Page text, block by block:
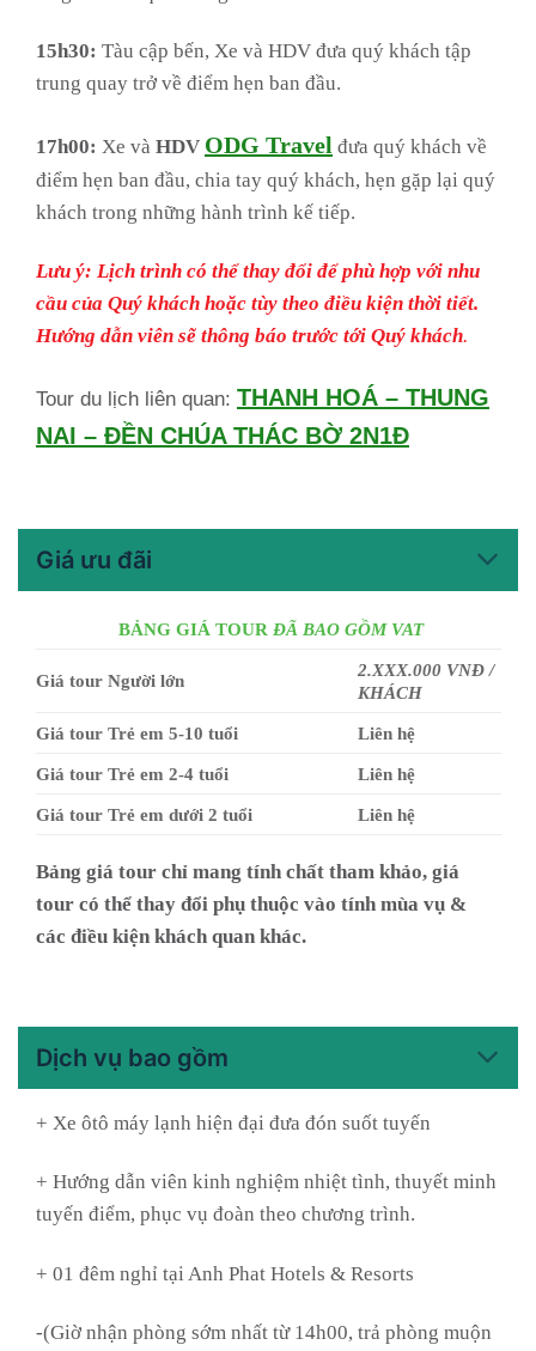
15h30: Tàu cập bến, Xe và HDV đưa quý khách tập
trung quay trở về điểm hẹn ban đầu.
17h00: Xe và HDV ODG Travel đưa quý khách về
điểm hẹn ban đầu, chia tay quý khách, hẹn gặp lại quý
khách trong những hành trình kế tiếp.
Lưu ý: Lịch trình có thể thay đổi để phù hợp với nhu
cầu của Quý khách hoặc tùy theo điều kiện thời tiết.
Hướng dẫn viên sẽ thông báo trước tới Quý khách.
Tour du lịch liên quan: THANH HOÁ – THUNG
NAI – ĐỀN CHÚA THÁC BỜ 2N1Đ
Giá ưu đãi
BẢNG GIÁ TOUR ĐÃ BAO GỒM VAT
Giá tour Người lớn
2.XXX.000 VNĐ /
KHÁCH
Giá tour Trẻ em 5-10 tuổi
Liên hệ
Giá tour Trẻ em 2-4 tuổi
Liên hệ
Giá tour Trẻ em dưới 2 tuổi
Liên hệ
Bảng giá tour chỉ mang tính chất tham khảo, giá
tour có thể thay đổi phụ thuộc vào tính mùa vụ &
các điều kiện khách quan khác.
Dịch vụ bao gồm
+ Xe ôtô máy lạnh hiện đại đưa đón suốt tuyến
+ Hướng dẫn viên kinh nghiệm nhiệt tình, thuyết minh
tuyến điểm, phục vụ đoàn theo chương trình.
+ 01 đêm nghỉ tại Anh Phat Hotels & Resorts
-(Giờ nhận phòng sớm nhất từ 14h00, trả phòng muộn